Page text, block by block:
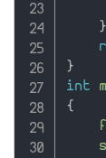
}
}
int
{